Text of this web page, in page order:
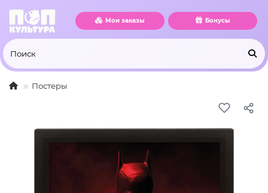
Мои заказы Бонусы
Постеры